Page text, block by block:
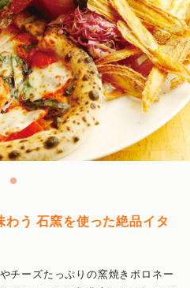
う 石窯を使った絶品イタ
チーズたっぷりの窯焼きボロネー